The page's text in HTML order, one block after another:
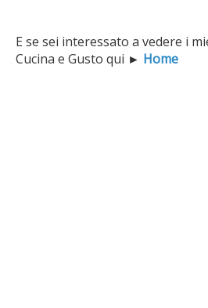
E se sei interessato a vedere i
Cucina e Gusto qui ► Home